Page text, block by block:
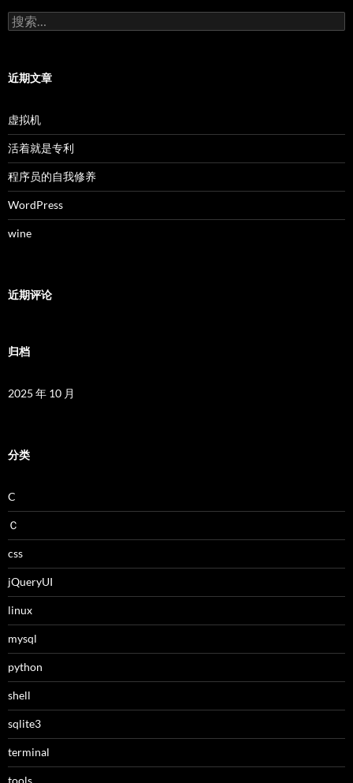
搜
索：
近期文章
虚拟机
活着就是专利
程序员的自我修养
WordPress
wine
近期评论
归档
2025 年 10 月
分类
C
Ｃ
css
jQueryUI
linux
mysql
python
shell
sqlite3
terminal
tools